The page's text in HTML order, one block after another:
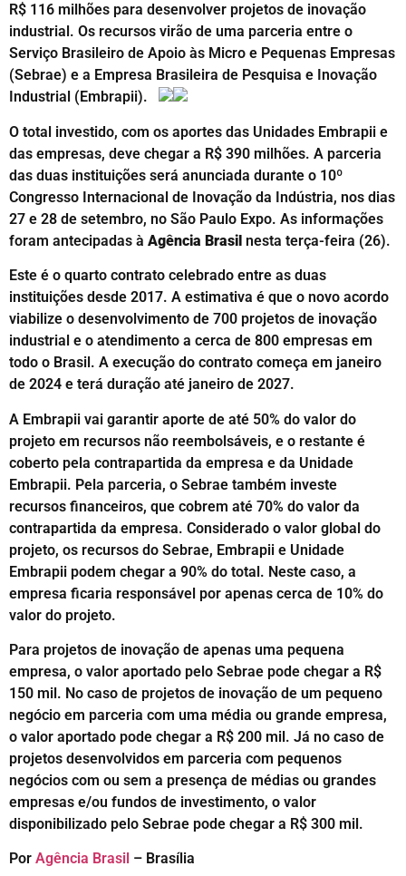
R$ 116 milhões para desenvolver projetos de inovação
industrial. Os recursos virão de uma parceria entre o
Serviço Brasileiro de Apoio às Micro e Pequenas Empresas
(Sebrae) e a Empresa Brasileira de Pesquisa e Inovação
Industrial (Embrapii).
O total investido, com os aportes das Unidades Embrapii e
das empresas, deve chegar a R$ 390 milhões. A parceria
das duas instituições será anunciada durante o 10º
Congresso Internacional de Inovação da Indústria, nos dias
27 e 28 de setembro, no São Paulo Expo. As informações
foram antecipadas à Agência Brasil nesta terça-feira (26).
Este é o quarto contrato celebrado entre as duas
instituições desde 2017. A estimativa é que o novo acordo
viabilize o desenvolvimento de 700 projetos de inovação
industrial e o atendimento a cerca de 800 empresas em
todo o Brasil. A execução do contrato começa em janeiro
de 2024 e terá duração até janeiro de 2027.
A Embrapii vai garantir aporte de até 50% do valor do
projeto em recursos não reembolsáveis, e o restante é
coberto pela contrapartida da empresa e da Unidade
Embrapii. Pela parceria, o Sebrae também investe
recursos financeiros, que cobrem até 70% do valor da
contrapartida da empresa. Considerado o valor global do
projeto, os recursos do Sebrae, Embrapii e Unidade
Embrapii podem chegar a 90% do total. Neste caso, a
empresa ficaria responsável por apenas cerca de 10% do
valor do projeto.
Para projetos de inovação de apenas uma pequena
empresa, o valor aportado pelo Sebrae pode chegar a R$
150 mil. No caso de projetos de inovação de um pequeno
negócio em parceria com uma média ou grande empresa,
o valor aportado pode chegar a R$ 200 mil. Já no caso de
projetos desenvolvidos em parceria com pequenos
negócios com ou sem a presença de médias ou grandes
empresas e/ou fundos de investimento, o valor
disponibilizado pelo Sebrae pode chegar a R$ 300 mil.
Por Agência Brasil – Brasília